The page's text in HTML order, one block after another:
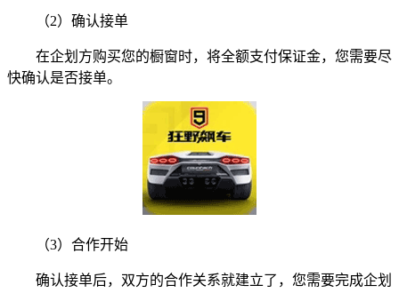
（2）确认接单
在企划方购买您的橱窗时，将全额支付保证金，您需要尽
快确认是否接单。
（3）合作开始
确认接单后，双方的合作关系就建立了，您需要完成企划